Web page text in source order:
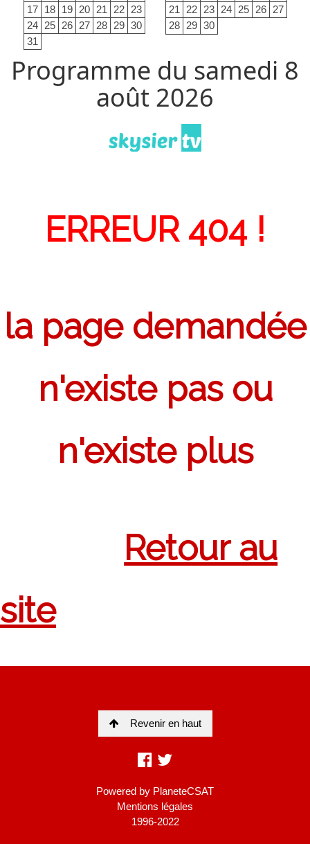
17 18 19 20 21 22 23
24 25 26 27 28 29 30
31
21
22 23 24 25 26 27
28 29 30
Programme du samedi 8
août 2026
Revenir en haut
Powered by PlaneteCSAT
Mentions légales
1996-2022